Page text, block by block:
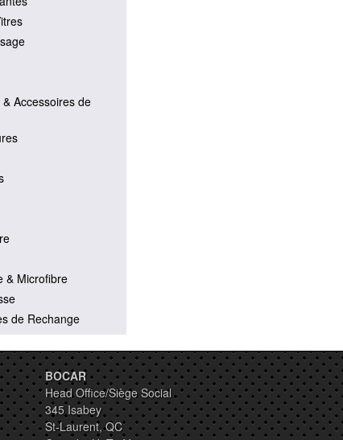
Accessoires de
& Microfibre
de Rechange
BOCAR
Head Office/Siège Social
345 Isabey
St-Laurent, QC